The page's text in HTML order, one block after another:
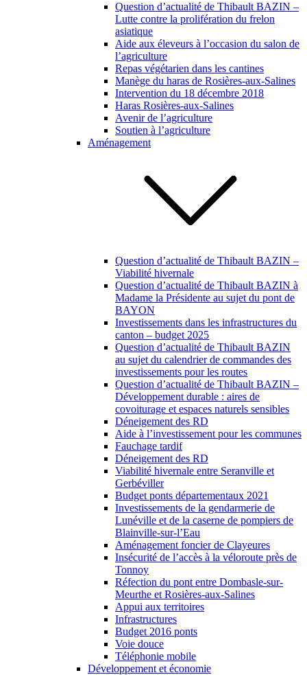
Question d’actualité de Thibault BAZIN –
Lutte contre la prolifération du frelon
asiatique
Aide aux éleveurs à l’occasion du salon de
l’agriculture
Repas végétarien dans les cantines
Manège du haras de Rosières-aux-Salines
Intervention du 18 décembre 2018
Haras Rosières-aux-Salines
Avenir de l’agriculture
Soutien à l’agriculture
Aménagement
Question d’actualité de Thibault BAZIN –
Viabilité hivernale
Question d’actualité de Thibault BAZIN à
Madame la Présidente au sujet du pont de
BAYON
Investissements dans les infrastructures du
canton – budget 2025
Question d’actualité de Thibault BAZIN
au sujet du calendrier de commandes des
investissements pour les routes
Question d’actualité de Thibault BAZIN –
Développement durable : aires de
covoiturage et espaces naturels sensibles
Déneigement des RD
Aide à l’investissement pour les communes
Fauchage tardif
Déneigement des RD
Viabilité hivernale entre Seranville et
Gerbéviller
Budget ponts départementaux 2021
Investissements de la gendarmerie de
Lunéville et de la caserne de pompiers de
Blainville-sur-l’Eau
Aménagement foncier de Clayeures
Insécurité de l’accès à la véloroute près de
Tonnoy
Réfection du pont entre Dombasle-sur-
Meurthe et Rosières-aux-Salines
Appui aux territoires
Infrastructures
Budget 2016 ponts
Voie douce
Téléphonie mobile
Développement et économie